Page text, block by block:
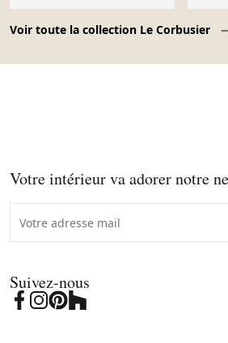
Voir toute la collection Le Corbusier
Votre intérieur va adorer notre
Suivez-nous